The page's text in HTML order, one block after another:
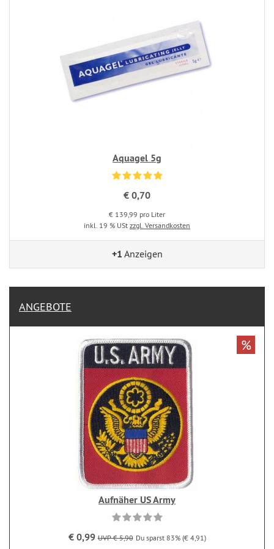
Aquagel 5g
€ 0,70
€ 139,99 pro Liter
inkl. 19 % USt zzgl. Versandkosten
+1 Anzeigen
ANGEBOTE
Aufnäher US Army
€ 0,99 UVP € 5,90 Du sparst 83% (€ 4,91)
%